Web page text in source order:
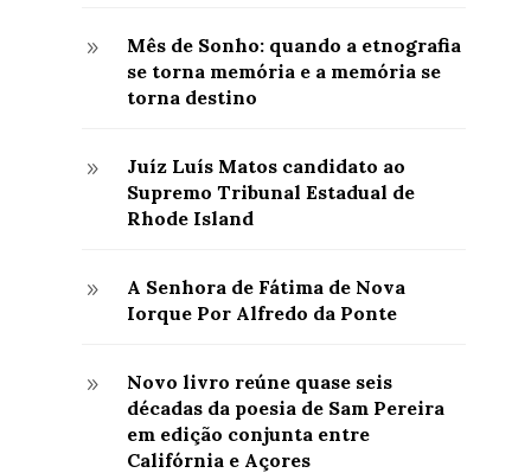
9
Mês de Sonho: quando a etnografia
se torna memória e a memória se
torna destino
9
Juíz Luís Matos candidato ao
Supremo Tribunal Estadual de
Rhode Island
9
A Senhora de Fátima de Nova
Iorque Por Alfredo da Ponte
9
Novo livro reúne quase seis
décadas da poesia de Sam Pereira
em edição conjunta entre
Califórnia e Açores